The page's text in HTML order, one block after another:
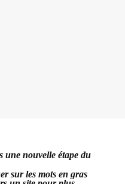
une nouvelle étape du
sur les mots en gras